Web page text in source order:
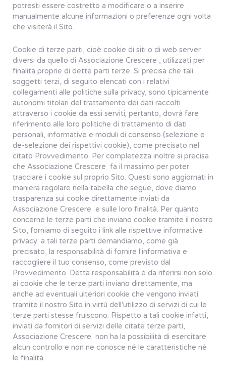
potresti essere costretto a modificare o a inserire
manualmente alcune informazioni o preferenze ogni volta
che visiterà il Sito.
Cookie di terze parti, cioè cookie di siti o di web server
diversi da quello di Associazione Crescere , utilizzati per
finalità proprie di dette parti terze. Si precisa che tali
soggetti terzi, di seguito elencati con i relativi
collegamenti alle politiche sulla privacy, sono tipicamente
autonomi titolari del trattamento dei dati raccolti
attraverso i cookie da essi serviti; pertanto, dovrà fare
riferimento alle loro politiche di trattamento di dati
personali, informative e moduli di consenso (selezione e
de-selezione dei rispettivi cookie), come precisato nel
citato Provvedimento. Per completezza inoltre si precisa
che Associazione Crescere fa il massimo per poter
tracciare i cookie sul proprio Sito. Questi sono aggiornati in
maniera regolare nella tabella che segue, dove diamo
trasparenza sui cookie direttamente inviati da
Associazione Crescere e sulle loro finalità. Per quanto
concerne le terze parti che inviano cookie tramite il nostro
Sito, forniamo di seguito i link alle rispettive informative
privacy: a tali terze parti demandiamo, come già
precisato, la responsabilità di fornire l'informativa e
raccogliere il tuo consenso, come previsto dal
Provvedimento. Detta responsabilità è da riferirsi non solo
ai cookie che le terze parti inviano direttamente, ma
anche ad eventuali ulteriori cookie che vengono inviati
tramite il nostro Sito in virtù dell'utilizzo di servizi di cui le
terze parti stesse fruiscono. Rispetto a tali cookie infatti,
inviati da fornitori di servizi delle citate terze parti,
Associazione Crescere non ha la possibilità di esercitare
alcun controllo e non ne conosce né le caratteristiche né
le finalità.